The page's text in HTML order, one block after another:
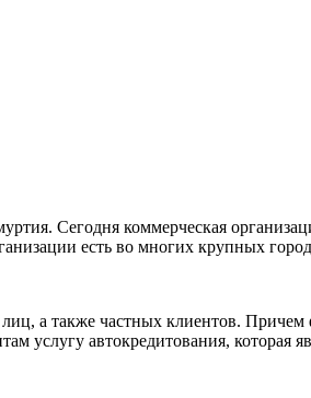
Сегодня коммерческая
есть во многих крупных
а также частных клиентов. Причем
услугу автокредитования, которая